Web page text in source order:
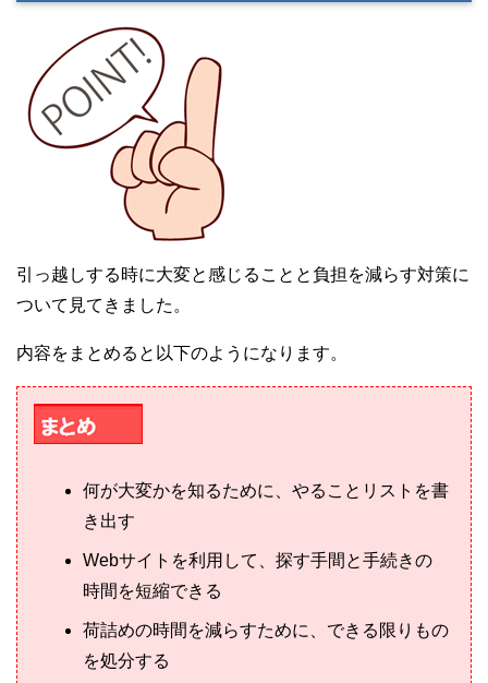
引っ越しする時に大変と感じることと負担を減らす対策に
ついて見てきました。
内容をまとめると以下のようになります。
何が大変かを知るために、やることリストを書
き出す
Webサイトを利用して、探す手間と手続きの
時間を短縮できる
荷詰めの時間を減らすために、できる限りもの
を処分する